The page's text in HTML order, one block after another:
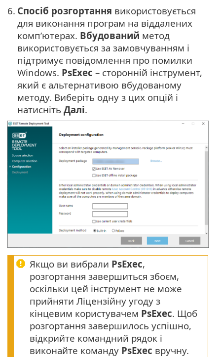
6. Спосіб розгортання використовується
для виконання програм на віддалених
комп’ютерах. Вбудований метод
використовується за замовчуванням і
підтримує повідомлення про помилки
Windows. PsExec – сторонній інструмент,
який є альтернативою вбудованому
методу. Виберіть одну з цих опцій і
натисніть Далі.
Якщо ви вибрали PsExec,
розгортання завершиться збоєм,
оскільки цей інструмент не може
прийняти Ліцензійну угоду з
кінцевим користувачем PsExec. Щоб
розгортання завершилось успішно,
відкрийте командний рядок і
виконайте команду PsExec вручну.